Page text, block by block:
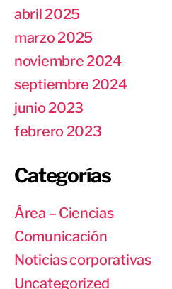
abril 2025
marzo 2025
noviembre 2024
septiembre 2024
junio 2023
febrero 2023
Categorías
Área – Ciencias
Comunicación
Noticias corporativas
Uncategorized